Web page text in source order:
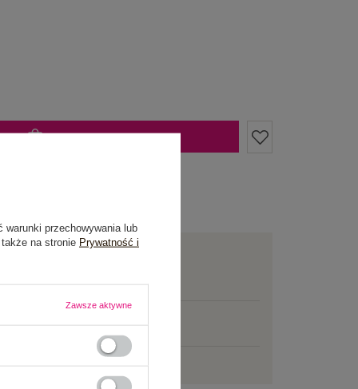
DODAJ DO KOSZYKA
warunki przechowywania lub
na stronie Prywatność i
Zawsze aktywne